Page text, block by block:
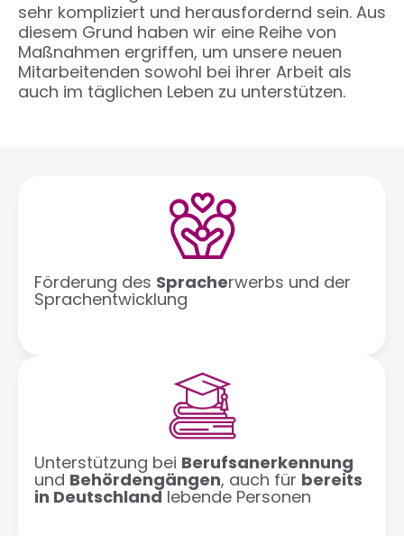
sehr kompliziert und herausfordernd sein. Aus
diesem Grund haben wir eine Reihe von
Maßnahmen ergriffen, um unsere neuen
Mitarbeitenden sowohl bei ihrer Arbeit als
auch im täglichen Leben zu unterstützen.
Förderung des Spracherwerbs und der
Sprachentwicklung
Unterstützung bei Berufsanerkennung
und Behördengängen, auch für bereits
in Deutschlandlebende Personen